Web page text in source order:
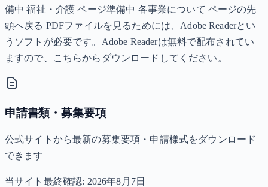
備中 福祉・介護 ページ準備中 各事業について ページの先
頭へ戻る PDFファイルを見るためには、Adobe Readerとい
うソフトが必要です。Adobe Readerは無料で配布されてい
ますので、こちらからダウンロードしてください。
申請書類・募集要項
公式サイトから最新の募集要項・申請様式をダウンロード
できます
当サイト最終確認: 2026年8月7日